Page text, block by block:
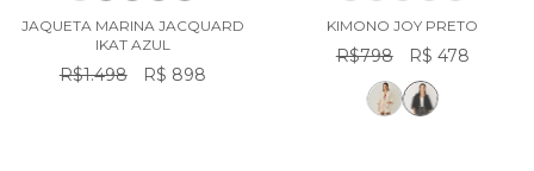
JAQUETA MARINA JACQUARD
IKAT AZUL
R$1.498 R$ 898
KIMONO JOY PRETO
R$798 R$ 478